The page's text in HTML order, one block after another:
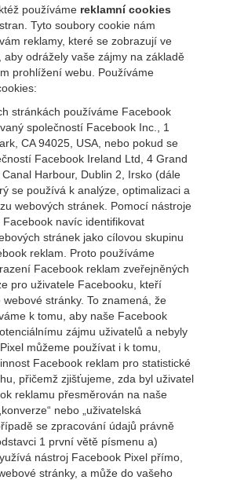
používáme reklamní cookies
Tyto soubory cookie nám
reklamy, které se zobrazují ve
odrážely vaše zájmy na základě
prohlížení webu. Používáme
stránkách používáme Facebook
společností Facebook Inc., 1
CA 94025, USA, nebo pokud se
Facebook Ireland Ltd, 4 Grand
Harbour, Dublin 2, Irsko (dále
se používá k analýze, optimalizaci a
webových stránek. Pomocí nástroje
navíc identifikovat
stránek jako cílovou skupinu
reklam. Proto používáme
Facebook reklam zveřejněných
pro uživatele Facebooku, kteří
stránky. To znamená, že
k tomu, aby naše Facebook
zájmu uživatelů a nebyly
můžeme používat i k tomu,
Facebook reklam pro statistické
přičemž zjišťujeme, zda byl uživatel
reklamu přesměrován na naše
nebo „uživatelská
se zpracování údajů právně
1 první větě písmenu a)
nástroj Facebook Pixel přímo,
stránky, a může do vašeho